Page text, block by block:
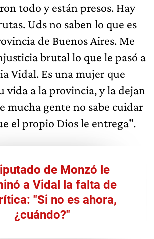
todo y están presos. Hay
Uds no saben lo que es
de Buenos Aires. Me
brutal lo que le pasó a
Vidal. Es una mujer que
vida a la provincia, y la dejan
mucha gente no sabe cuidar
el propio Dios le entrega".
de Monzó le
a Vidal la falta de
"Si no es ahora,
¿cuándo?"